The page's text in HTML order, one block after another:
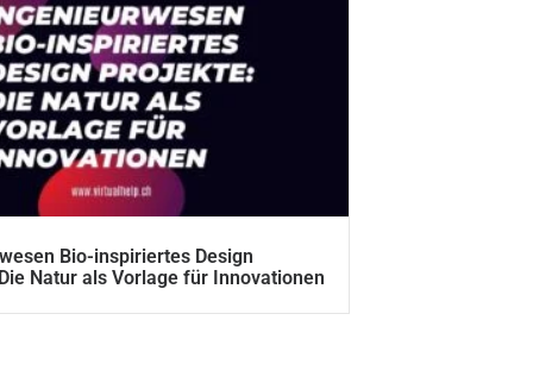
Bio-inspiriertes Design
Natur als Vorlage für Innovationen